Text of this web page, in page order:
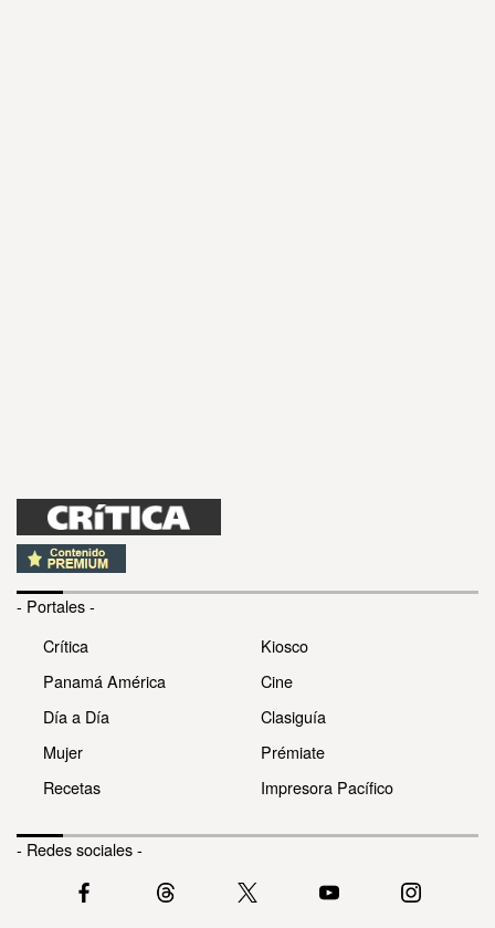
- Portales -
Crítica
Panamá América
Día a Día
Mujer
Recetas
Kiosco
Cine
Clasiguía
Prémiate
Impresora Pacífico
- Redes sociales -